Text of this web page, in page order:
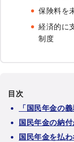
保険料を
経済的に
制度
目次
「国民年金の
国民年金の納
国民年金を払